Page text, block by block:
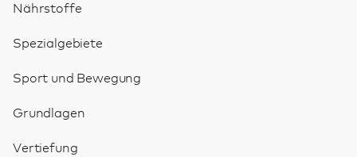
Nährstoffe
Spezialgebiete
Sport und Bewegung
Grundlagen
Vertiefung